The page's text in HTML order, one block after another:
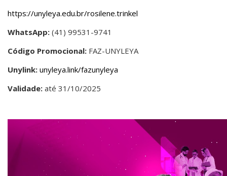
https://unyleya.edu.br/rosilene.trinkel
WhatsApp: (41) 99531-9741
Código Promocional: FAZ-UNYLEYA
Unylink: unyleya.link/fazunyleya
Validade: até 31/10/2025